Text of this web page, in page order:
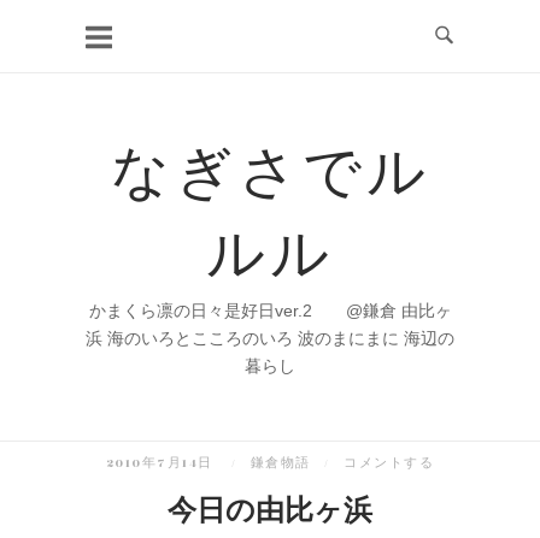
なぎさでル
ルル
かまくら凛の日々是好日ver.2 @鎌倉 由比ヶ
浜 海のいろとこころのいろ 波のまにまに 海辺の
暮らし
2010年7月14日 鎌倉物語 コメントする
今日の由比ヶ浜